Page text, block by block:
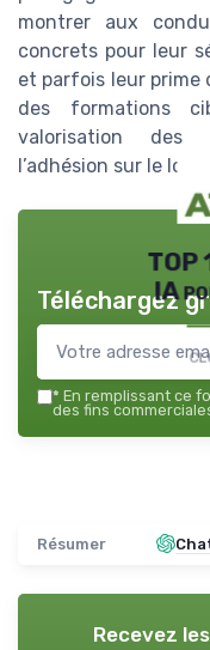
montrer aux
concrets pour leur
et parfois leur prime
des formations
valorisation des
l’adhésion sur le long
TOP
IA
Téléchargez
* En remplissant ce
des fins
Résumer
Recevez